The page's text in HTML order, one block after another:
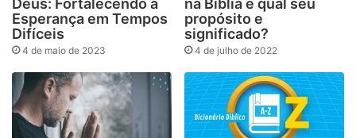
Deus: Fortalecendo a
Esperança em Tempos
Difíceis
4 de maio de 2023
na Bíblia e qual seu
propósito e
significado?
4 de julho de 2022